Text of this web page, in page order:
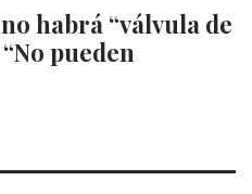
habrá “válvula de
pueden